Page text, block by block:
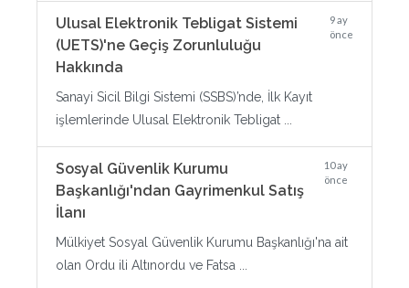
Ulusal Elektronik Tebligat Sistemi
(UETS)'ne Geçiş Zorunluluğu
Hakkında
9 ay
önce
Sanayi Sicil Bilgi Sistemi (SSBS)’nde, İlk Kayıt
işlemlerinde Ulusal Elektronik Tebligat ...
Sosyal Güvenlik Kurumu
Başkanlığı'ndan Gayrimenkul Satış
İlanı
10 ay
önce
Mülkiyet Sosyal Güvenlik Kurumu Başkanlığı'na ait
olan Ordu ili Altınordu ve Fatsa ...